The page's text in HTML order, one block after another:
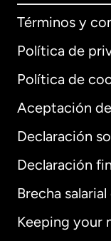
Términos y
Política de
Política de
Aceptación
Declaración
Declaración
Brecha
Keeping your